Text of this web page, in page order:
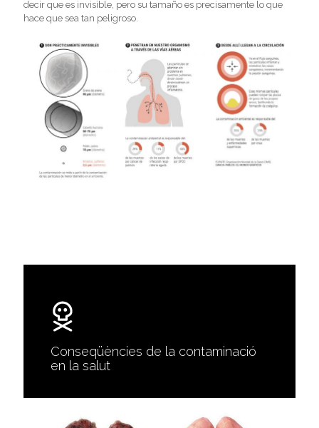
decir que es invisible, pero su tamaño es precisamente lo que
hace que sea tan peligroso.
Conseqüències de la contaminació
en la salut